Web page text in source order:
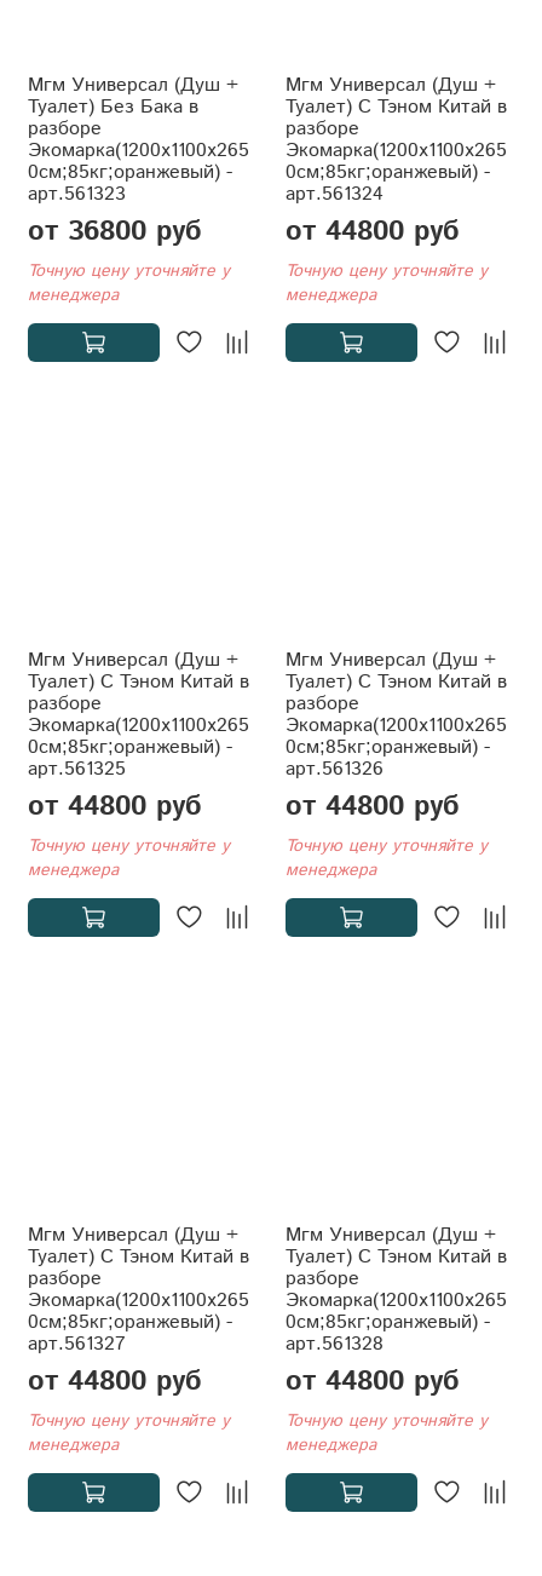
Мгм Универсал (Душ +
Туалет) Без Бака в
разборе
Экомарка(1200x1100x265
0см;85кг;оранжевый) -
арт.561323
от 36800 руб
Точную цену уточняйте у
менеджера
Мгм Универсал (Душ +
Туалет) С Тэном Китай в
разборе
Экомарка(1200x1100x265
0см;85кг;оранжевый) -
арт.561324
от 44800 руб
Точную цену уточняйте у
менеджера
Мгм Универсал (Душ +
Туалет) С Тэном Китай в
разборе
Экомарка(1200x1100x265
0см;85кг;оранжевый) -
арт.561325
от 44800 руб
Точную цену уточняйте у
менеджера
Мгм Универсал (Душ +
Туалет) С Тэном Китай в
разборе
Экомарка(1200x1100x265
0см;85кг;оранжевый) -
арт.561326
от 44800 руб
Точную цену уточняйте у
менеджера
Мгм Универсал (Душ +
Туалет) С Тэном Китай в
разборе
Экомарка(1200x1100x265
0см;85кг;оранжевый) -
арт.561327
от 44800 руб
Точную цену уточняйте у
менеджера
Мгм Универсал (Душ +
Туалет) С Тэном Китай в
разборе
Экомарка(1200x1100x265
0см;85кг;оранжевый) -
арт.561328
от 44800 руб
Точную цену уточняйте у
менеджера